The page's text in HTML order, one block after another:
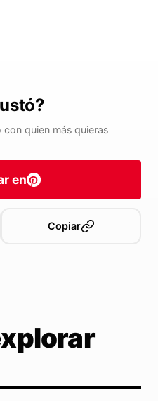
quien más quieras
en
Copiar